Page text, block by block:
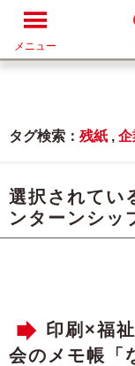
メニュー
タグ検索： 残紙 , 企
選択されてい
ンターンシッ
印刷×福
会のメモ帳「